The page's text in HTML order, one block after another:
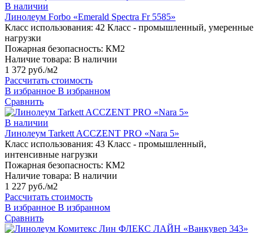
В наличии
Линолеум Forbo «Emerald Spectra Fr 5585»
Класс использования: 42 Класс - промышленный, умеренные
нагрузки
Пожарная безопасность: КМ2
Наличие товара: В наличии
1 372 руб./м2
Рассчитать стоимость
В избранное В избранном
Сравнить
В наличии
Линолеум Tarkett ACCZENT PRO «Nara 5»
Класс использования: 43 Класс - промышленный,
интенсивные нагрузки
Пожарная безопасность: КМ2
Наличие товара: В наличии
1 227 руб./м2
Рассчитать стоимость
В избранное В избранном
Сравнить